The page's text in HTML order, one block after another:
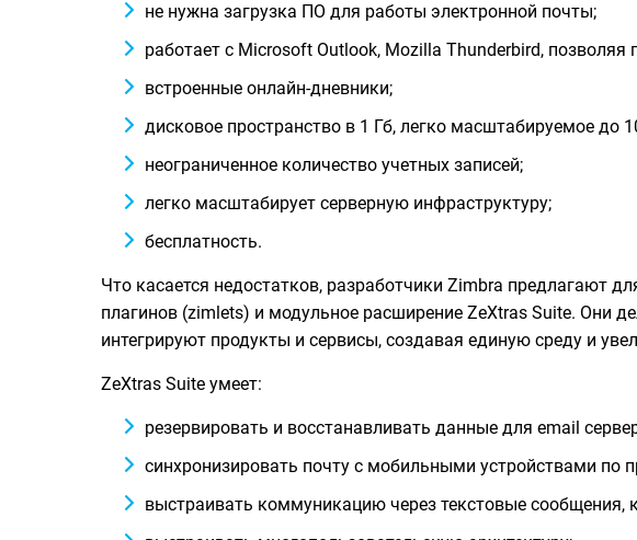
не нужна загрузка ПО для работы электронной почты;
работает с Microsoft Outlook, Mozilla Thunderbird, позволяя
встроенные онлайн-дневники;
дисковое пространство в 1 Гб, легко масштабируемое до
неограниченное количество учетных записей;
легко масштабирует серверную инфраструктуру;
бесплатность.
Что касается недостатков, разработчики Zimbra предлагают
плагинов (zimlets) и модульное расширение ZeXtras Suite. Они
интегрируют продукты и сервисы, создавая единую среду и
ZeXtras Suite умеет:
резервировать и восстанавливать данные для email
синхронизировать почту с мобильными устройствами по
выстраивать коммуникацию через текстовые сообщения,